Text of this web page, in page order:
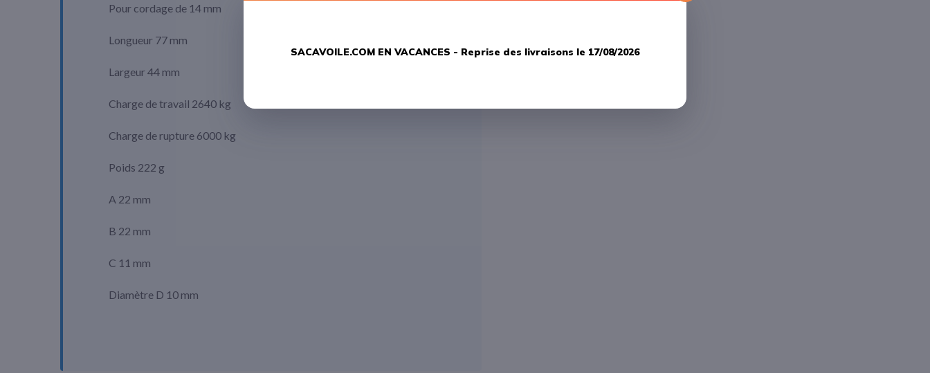
Pour cordage de 14 mm
Longueur 77 mm
Largeur 44 mm
Charge de travail 2640 kg
Charge de rupture 6000 kg
Poids 222 g
A 22 mm
B 22 mm
C 11 mm
Diamètre D 10 mm
SACAVOILE.COM EN VACANCES - Reprise des livraisons le 17/08/2026